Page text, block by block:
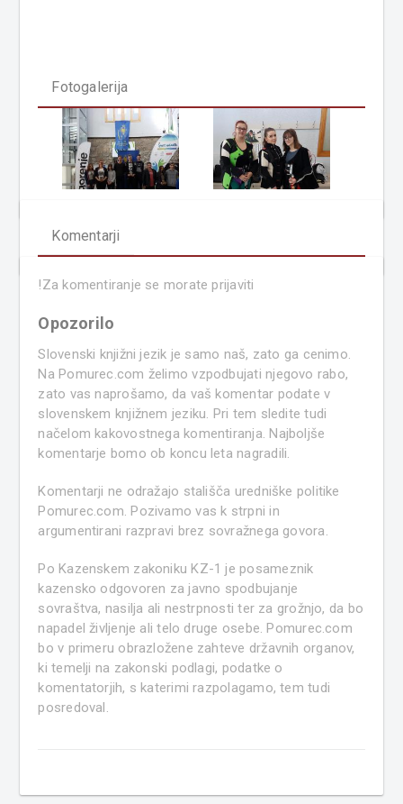
Fotogalerija
Komentarji
!Za komentiranje se morate prijaviti
Opozorilo
Slovenski knjižni jezik je samo naš, zato ga cenimo.
Na Pomurec.com želimo vzpodbujati njegovo rabo,
zato vas naprošamo, da vaš komentar podate v
slovenskem knjižnem jeziku. Pri tem sledite tudi
načelom kakovostnega komentiranja. Najboljše
komentarje bomo ob koncu leta nagradili.
Komentarji ne odražajo stališča uredniške politike
Pomurec.com. Pozivamo vas k strpni in
argumentirani razpravi brez sovražnega govora.
Po Kazenskem zakoniku KZ-1 je posameznik
kazensko odgovoren za javno spodbujanje
sovraštva, nasilja ali nestrpnosti ter za grožnjo, da bo
napadel življenje ali telo druge osebe. Pomurec.com
bo v primeru obrazložene zahteve državnih organov,
ki temelji na zakonski podlagi, podatke o
komentatorjih, s katerimi razpolagamo, tem tudi
posredoval.